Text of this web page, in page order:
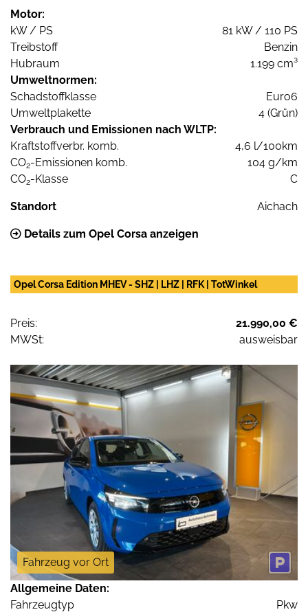
Motor:
kW / PS
81 kW / 110 PS
Treibstoff
Benzin
Hubraum
1.199 cm³
Umweltnormen:
Schadstoffklasse
Euro6
Umweltplakette
4 (Grün)
Verbrauch und Emissionen nach WLTP:
Kraftstoffverbr. komb.
4,6 l/100km
CO2-Emissionen komb.
104 g/km
CO2-Klasse C
Standort Aichach
Details zum Opel Corsa anzeigen
Opel Corsa Edition MHEV - SHZ | LHZ | RFK | TotWinkel
Preis:
21.990,00 €
MWSt:
ausweisbar
Fahrzeug vor Ort
Allgemeine Daten:
Fahrzeugtyp
Pkw